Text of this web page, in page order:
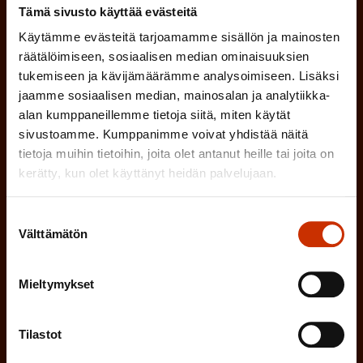
Tämä sivusto käyttää evästeitä
Käytämme evästeitä tarjoamamme sisällön ja mainosten
räätälöimiseen, sosiaalisen median ominaisuuksien
tukemiseen ja kävijämäärämme analysoimiseen. Lisäksi
jaamme sosiaalisen median, mainosalan ja analytiikka-
alan kumppaneillemme tietoja siitä, miten käytät
sivustoamme. Kumppanimme voivat yhdistää näitä
tietoja muihin tietoihin, joita olet antanut heille tai joita on
kerätty, kun olet käyttänyt heidän palvelujaan.
valinta
Välttämätön
Mieltymykset
Tilastot
e
n
)
l
l
i
n
e
n
)
a
k
o
l
l
i
n
Mikä tai mitkä näistä kuvaavat sinua
parhaiten?
LUOTTAMUSMIES
TYÖSUOJELUVALTUUTETTU
TÖISSÄ AMMATTILIITOSSA
Millä kielellä haluat uutiskirjeesi